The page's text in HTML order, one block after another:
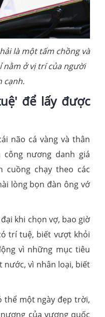
là một tấm chồng và
nằm ở vị trí của người
cạnh.
để lấy được
não cá vàng và thân
nương danh giá
cuồng chạy theo các
lòng bọn đàn ông vớ
khi chọn vợ, bao giờ
trí tuệ, biết vượt khỏi
vì những mục tiêu
nước, vì nhân loại, biết
thể một ngày đẹp trời,
của vương quốc